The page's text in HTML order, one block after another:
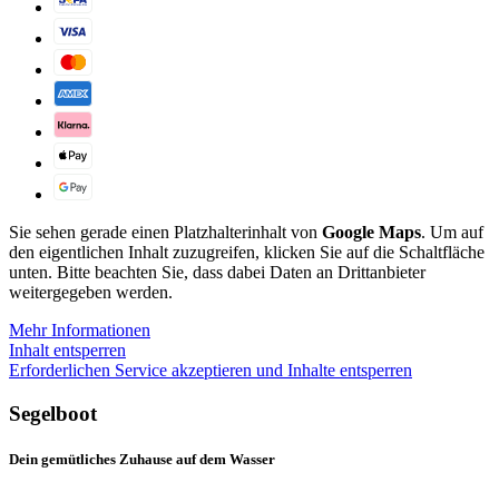
Sie sehen gerade einen Platzhalterinhalt von Google Maps. Um auf
den eigentlichen Inhalt zuzugreifen, klicken Sie auf die Schaltfläche
unten. Bitte beachten Sie, dass dabei Daten an Drittanbieter
weitergegeben werden.
Mehr Informationen
Inhalt entsperren
Erforderlichen Service akzeptieren und Inhalte entsperren
Segelboot
Dein gemütliches Zuhause auf dem Wasser